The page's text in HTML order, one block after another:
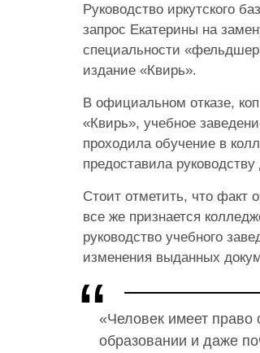
Руководство иркутского
запрос Екатерины на
специальности
издание «Квирь».
В официальном отказе,
«Квирь», учебное
проходила обучение в
предоставила
Стоит отметить, что факт
все же признается
руководство учебного
изменения выданных
«Человек имеет право
образовании и даже